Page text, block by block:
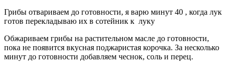
Грибы отвариваем до готовности, я варю минут 40 , когда лук
готов перекладываю их в сотейник к луку
Обжариваем грибы на растительном масле до готовности,
пока не появится вкусная поджаристая корочка. За несколько
минут до готовности добавляем чеснок, соль и перец.